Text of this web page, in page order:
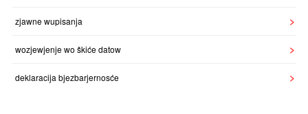
zjawne wupisanja
wozjewjenje wo škiće datow
deklaracija bjezbarjernosće